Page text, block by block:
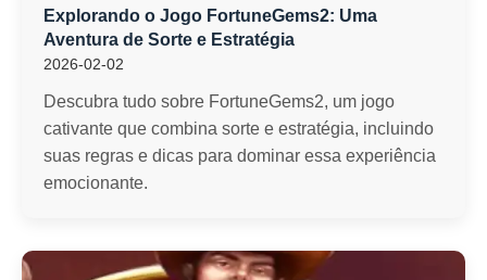
Explorando o Jogo FortuneGems2: Uma
Aventura de Sorte e Estratégia
2026-02-02
Descubra tudo sobre FortuneGems2, um jogo
cativante que combina sorte e estratégia, incluindo
suas regras e dicas para dominar essa experiência
emocionante.